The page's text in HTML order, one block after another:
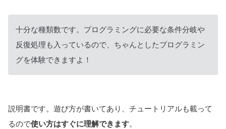
十分な種類数です。プログラミングに必要な条件分岐や
反復処理も入っているので、ちゃんとしたプログラミン
グを体験できますよ！
説明書です。遊び方が書いてあり、チュートリアルも載って
るので使い方はすぐに理解できます。